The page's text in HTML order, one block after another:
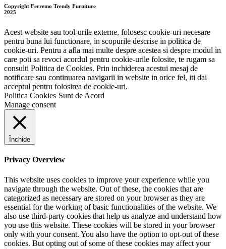
Copyright Ferremo Trendy Furniture
2025
Acest website sau tool-urile externe, folosesc cookie-uri necesare
pentru buna lui functionare, in scopurile descrise in politica de
cookie-uri. Pentru a afla mai multe despre acestea si despre modul in
care poti sa revoci acordul pentru cookie-urile folosite, te rugam sa
consulti Politica de Cookies. Prin inchiderea acestui mesaj de
notificare sau continuarea navigarii in website in orice fel, iti dai
acceptul pentru folosirea de cookie-uri.
Politica Cookies Sunt de Acord
Manage consent
Închide
Privacy Overview
This website uses cookies to improve your experience while you
navigate through the website. Out of these, the cookies that are
categorized as necessary are stored on your browser as they are
essential for the working of basic functionalities of the website. We
also use third-party cookies that help us analyze and understand how
you use this website. These cookies will be stored in your browser
only with your consent. You also have the option to opt-out of these
cookies. But opting out of some of these cookies may affect your